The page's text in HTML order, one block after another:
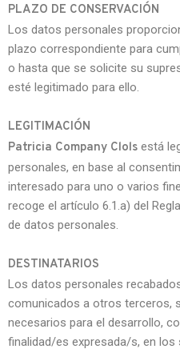
PLAZO DE CONSERVACIÓN
Los datos personales
plazo correspondiente para
o hasta que se solicite su
esté legitimado para ello.
LEGITIMACIÓN
Patricia Company Clols está
personales, en base al
interesado para uno o varios
recoge el artículo 6.1.a) del
de datos personales.
DESTINATARIOS
Los datos personales
comunicados a otros terceros,
necesarios para el desarrollo,
finalidad/es expresada/s, en